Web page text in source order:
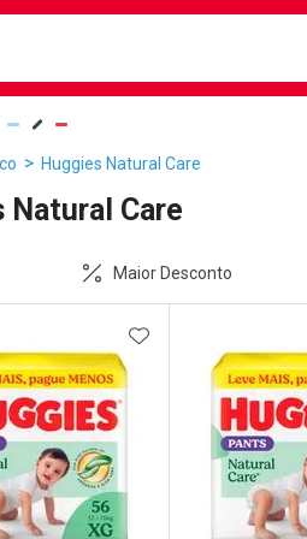
Huggies Natural Care
Natural Care
Maior Desconto
FAVORITOSADICIONAR AOS